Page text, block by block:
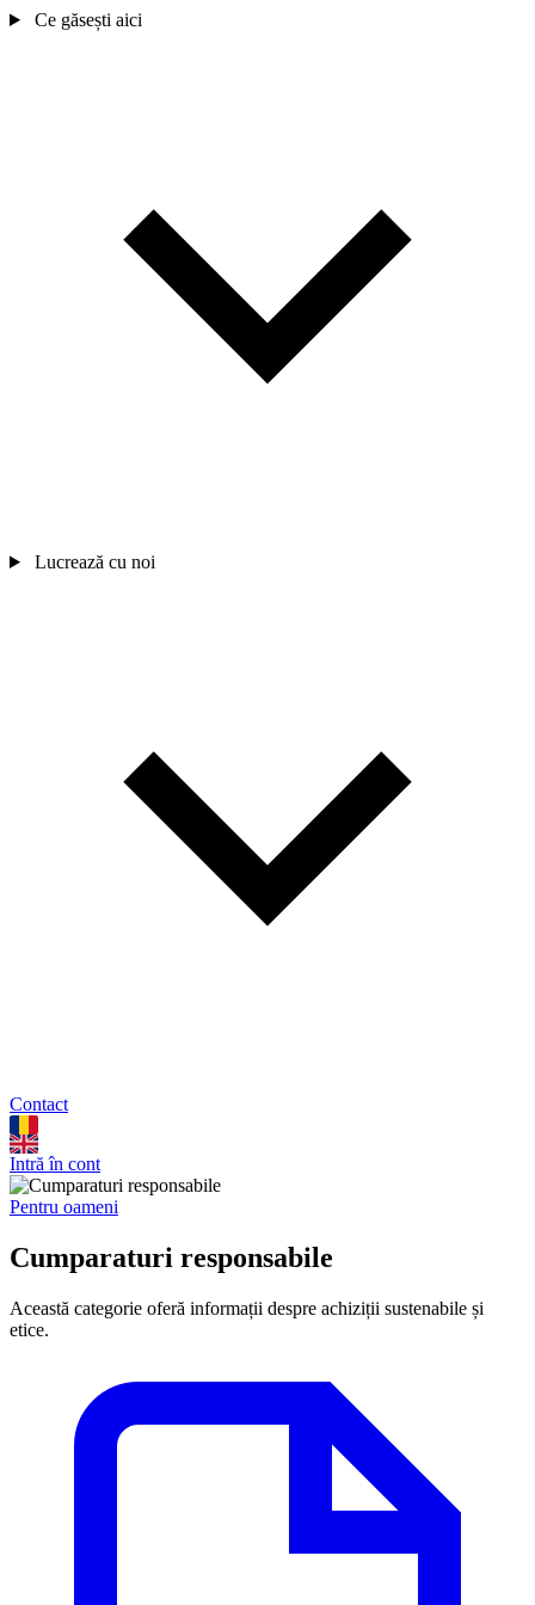
Ce găsești aici
Lucrează cu noi
Contact
Intră în cont
Pentru oameni
Cumparaturi responsabile
Această categorie oferă informații despre achiziții sustenabile și
etice.